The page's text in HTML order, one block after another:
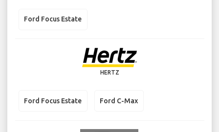
Ford Focus Estate
HERTZ
Ford Focus Estate Ford C-Max